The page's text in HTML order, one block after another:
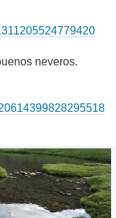
neveros.